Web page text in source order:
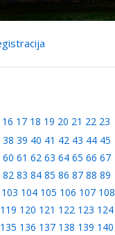
16 17 18 19 20 21 22 23
38 39 40 41 42 43 44 45
60 61 62 63 64 65 66 67
82 83 84 85 86 87 88 89
103 104 105 106 107 108
119 120 121 122 123 124
135 136 137 138 139 140